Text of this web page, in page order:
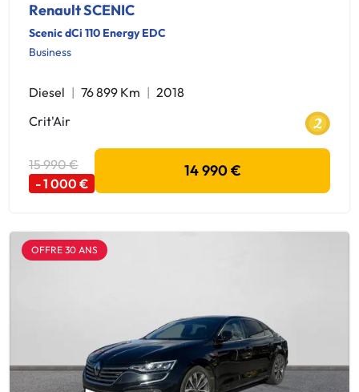
Renault SCENIC
Scenic dCi 110 Energy EDC
Business
Diesel 76 899 Km
2018
Crit'Air
15 990 €
- 1 000 €
14 990 €
OFFRE 30 ANS